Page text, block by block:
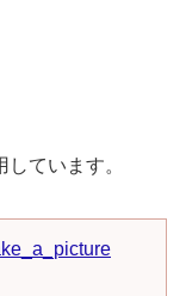
ています。